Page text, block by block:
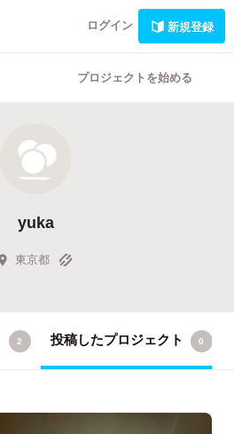
ログイン 新規登録
プロジェクトを始める
yuka
東京都
2 投稿したプロジェクト 0